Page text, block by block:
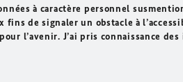
à caractère personnel
fins de signaler un obstacle à
l’avenir. J’ai pris connaissance